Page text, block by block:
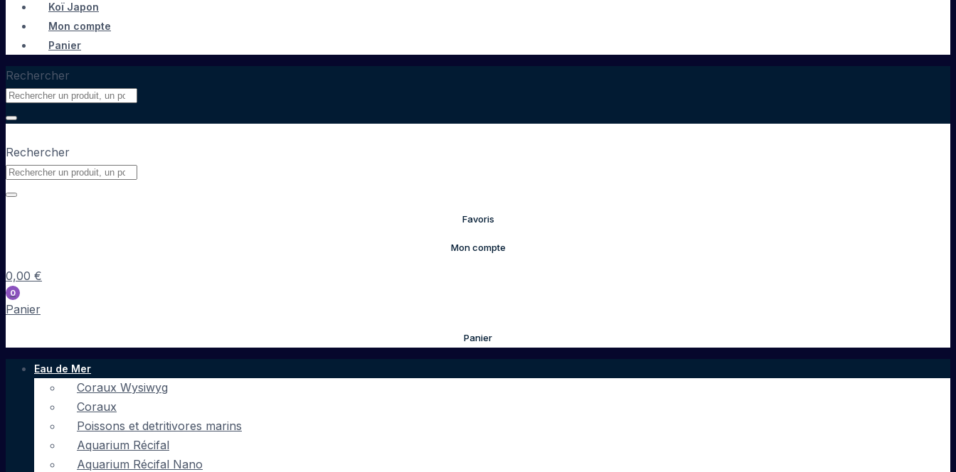
Koï Japon
Mon compte
Panier
Rechercher
Rechercher
Favoris
Mon compte
0,00 €
0
Panier
Panier
Eau de Mer
Coraux Wysiwyg
Coraux
Poissons et detritivores marins
Aquarium Récifal
Aquarium Récifal Nano